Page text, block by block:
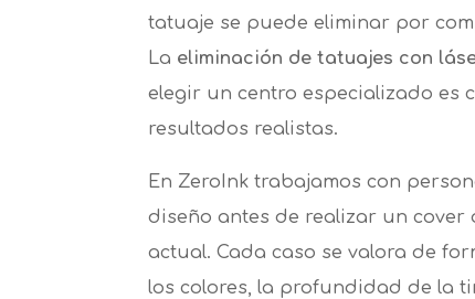
tatuaje se puede eliminar por
La eliminación de tatuajes con
elegir un centro especializado es
resultados realistas.
En ZeroInk trabajamos con
diseño antes de realizar un cover
actual. Cada caso se valora de
los colores, la profundidad de la